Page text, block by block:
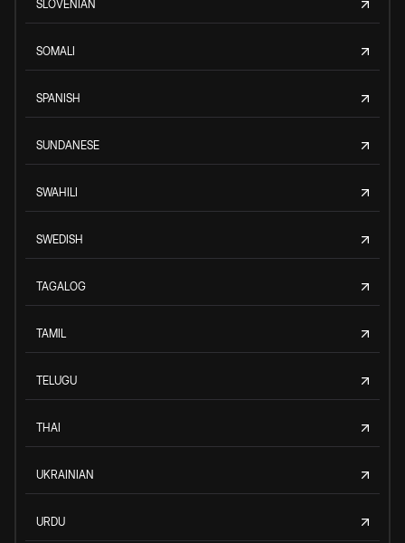
SLOVENIAN
SOMALI
SPANISH
SUNDANESE
SWAHILI
SWEDISH
TAGALOG
TAMIL
TELUGU
THAI
UKRAINIAN
URDU